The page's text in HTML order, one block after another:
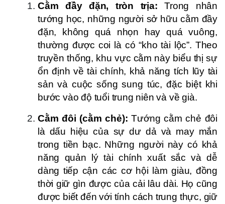
Cằm đầy đặn, tròn trịa: Trong nhân
tướng học, những người sở hữu cằm đầy
đặn, không quá nhọn hay quá vuông,
thường được coi là có “kho tài lộc”. Theo
truyền thống, khu vực cằm này biểu thị sự
ổn định về tài chính, khả năng tích lũy tài
sản và cuộc sống sung túc, đặc biệt khi
bước vào độ tuổi trung niên và về già.
Cằm đôi (cằm chẻ): Tướng cằm chẻ đôi
là dấu hiệu của sự dư dả và may mắn
trong tiền bạc. Những người này có khả
năng quản lý tài chính xuất sắc và dễ
dàng tiếp cận các cơ hội làm giàu, đồng
thời giữ gìn được của cải lâu dài. Họ cũng
được biết đến với tính cách trung thực, giữ